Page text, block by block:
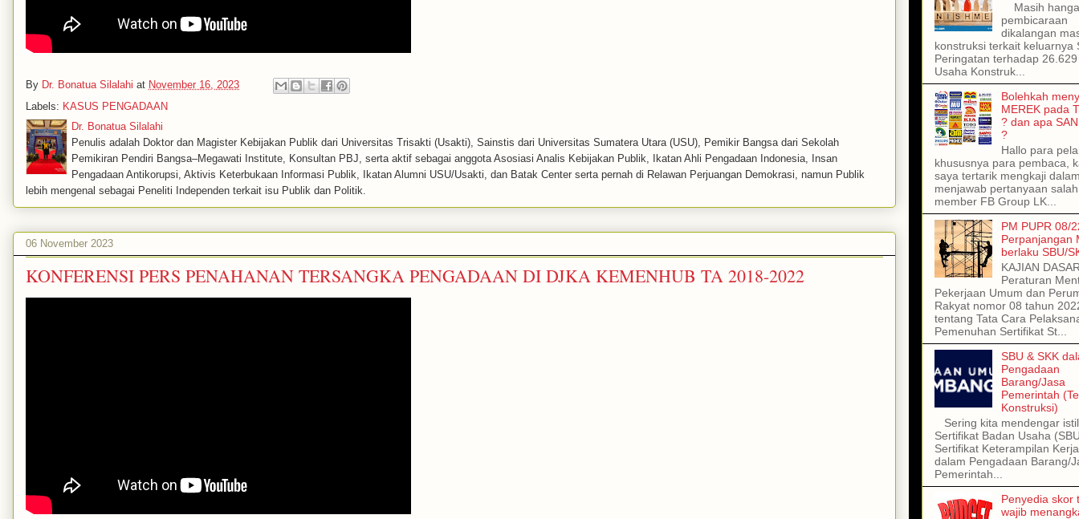
By Dr. Bonatua Silalahi at November 16, 2023
Labels: KASUS PENGADAAN
Dr. Bonatua Silalahi
Penulis adalah Doktor dan Magister Kebijakan Publik dari Universitas Trisakti (Usakti), Sainstis dari Universitas Sumatera Utara (USU), Pemikir Bangsa dari Sekolah
Pemikiran Pendiri Bangsa–Megawati Institute, Konsultan PBJ, serta aktif sebagai anggota Asosiasi Analis Kebijakan Publik, Ikatan Ahli Pengadaan Indonesia, Insan
Pengadaan Antikorupsi, Aktivis Keterbukaan Informasi Publik, Ikatan Alumni USU/Usakti, dan Batak Center serta pernah di Relawan Perjuangan Demokrasi, namun Publik
lebih mengenal sebagai Peneliti Independen terkait isu Publik dan Politik.
06 November 2023
KONFERENSI PERS PENAHANAN TERSANGKA PENGADAAN DI DJKA KEMENHUB TA 2018-2022
Masih
pembicaraan
dikalangan
konstruksi terkait keluarnya
Peringatan terhadap
Usaha Konstruk...
Bolehkah
MEREK pada
? dan apa
?
Hallo para
khususnya para pembaca,
saya tertarik mengkaji
menjawab pertanyaan
member FB Group LK...
PM PUPR 08/
Perpanjangan
berlaku SBU/
KAJIAN
Peraturan
Pekerjaan Umum dan
Rakyat nomor 08 tahun
tentang Tata Cara
Pemenuhan Sertifikat St...
SBU & SKK
Pengadaan
Barang/Jasa
Pemerintah
Konstruksi)
Sering kita mendengar
Sertifikat Badan Usaha
Sertifikat Keterampilan
dalam Pengadaan Barang/
Pemerintah...
Penyedia skor
wajib